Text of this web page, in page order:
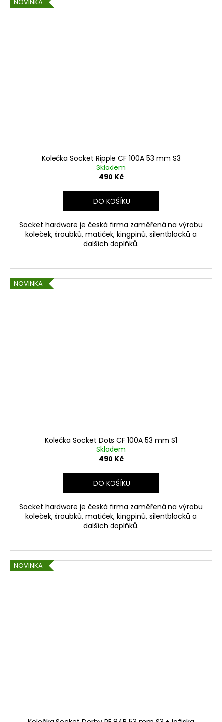
NOVINKA
Kolečka Socket Ripple CF 100A 53 mm S3
Skladem
490 Kč
DO KOŠÍKU
Socket hardware je česká firma zaměřená na výrobu
koleček, šroubků, matiček, kingpinů, silentblocků a
dalších doplňků.
NOVINKA
Kolečka Socket Dots CF 100A 53 mm S1
Skladem
490 Kč
DO KOŠÍKU
Socket hardware je česká firma zaměřená na výrobu
koleček, šroubků, matiček, kingpinů, silentblocků a
dalších doplňků.
NOVINKA